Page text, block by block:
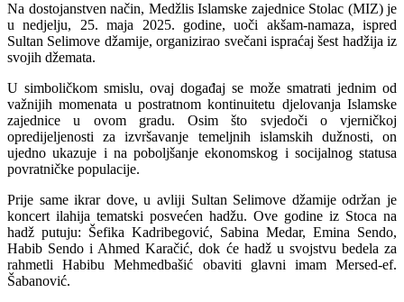
Na dostojanstven način, Medžlis Islamske zajednice Stolac (MIZ) je
u nedjelju, 25. maja 2025. godine, uoči akšam-namaza, ispred
Sultan Selimove džamije, organizirao svečani ispraćaj šest hadžija iz
svojih džemata.
U simboličkom smislu, ovaj događaj se može smatrati jednim od
važnijih momenata u postratnom kontinuitetu djelovanja Islamske
zajednice u ovom gradu. Osim što svjedoči o vjerničkoj
opredijeljenosti za izvršavanje temeljnih islamskih dužnosti, on
ujedno ukazuje i na poboljšanje ekonomskog i socijalnog statusa
povratničke populacije.
Prije same ikrar dove, u avliji Sultan Selimove džamije održan je
koncert ilahija tematski posvećen hadžu. Ove godine iz Stoca na
hadž putuju: Šefika Kadribegović, Sabina Medar, Emina Sendo,
Habib Sendo i Ahmed Karačić, dok će hadž u svojstvu bedela za
rahmetli Habibu Mehmedbašić obaviti glavni imam Mersed-ef.
Šabanović.